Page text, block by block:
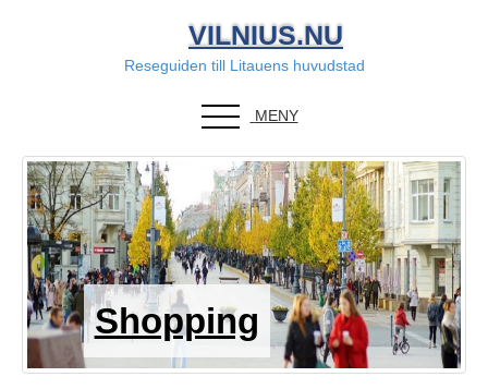
VILNIUS.NU
Reseguiden till Litauens huvudstad
MENY
Shopping